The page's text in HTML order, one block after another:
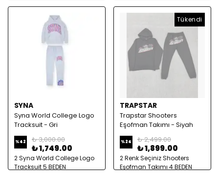
SYNA
Syna World College Logo
Tracksuit - Gri
%42 ₺ 3,000.00
₺ 1,749.00
2 Syna World College Logo
Tracksuit 5 BEDEN
Tükendi
TRAPSTAR
Trapstar Shooters
Eşofman Takımı - Siyah
%24 ₺ 2,499.00
₺ 1,899.00
2 Renk Seçiniz Shooters
Eşofman Takımı 4 BEDEN